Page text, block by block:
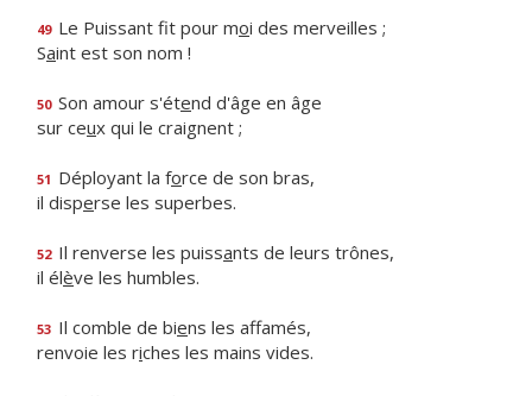
49 Le Puissant fit pour moi des merveilles ;
Saint est son nom !
50 Son amour s'étend d'âge en âge
sur ceux qui le craignent ;
51 Déployant la force de son bras,
il disperse les superbes.
52 Il renverse les puissants de leurs trônes,
il élève les humbles.
53 Il comble de biens les affamés,
renvoie les riches les mains vides.